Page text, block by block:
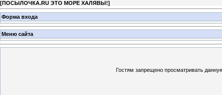
[ПОСЫЛОЧКА.RU ЭТО МОРЕ ХАЛЯВЫ!]
Форма входа
Меню сайта
Гостям запрещено просматривать